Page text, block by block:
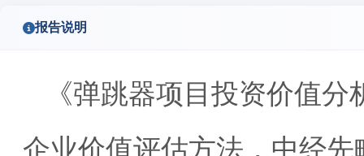
报告说明
《弹跳器项目投资价值
企业价值评估方法，中经